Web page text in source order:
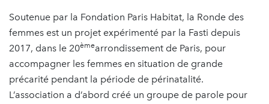
Soutenue par la Fondation Paris Habitat, la Ronde des
femmes est un projet expérimenté par la Fasti depuis
2017, dans le 20èmearrondissement de Paris, pour
accompagner les femmes en situation de grande
précarité pendant la période de périnatalité.
L’association a d’abord créé un groupe de parole pour